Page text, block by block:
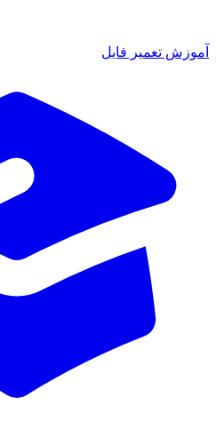
آموزش تعمیر فایل